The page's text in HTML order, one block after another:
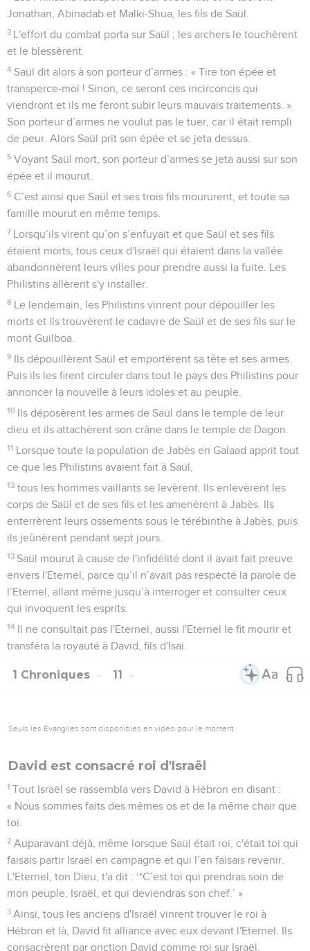
Jonathan, Abinadab et Malki-Shua, les fils de Saül.
3 L'effort du combat porta sur Saül ; les archers le touchèrent
et le blessèrent.
4 Saül dit alors à son porteur d’armes : « Tire ton épée et
transperce-moi ! Sinon, ce seront ces incirconcis qui
viendront et ils me feront subir leurs mauvais traitements. »
Son porteur d’armes ne voulut pas le tuer, car il était rempli
de peur. Alors Saül prit son épée et se jeta dessus.
5 Voyant Saül mort, son porteur d’armes se jeta aussi sur son
épée et il mourut.
6 C’est ainsi que Saül et ses trois fils moururent, et toute sa
famille mourut en même temps.
7 Lorsqu’ils virent qu’on s’enfuyait et que Saül et ses fils
étaient morts, tous ceux d'Israël qui étaient dans la vallée
abandonnèrent leurs villes pour prendre aussi la fuite. Les
Philistins allèrent s'y installer.
8 Le lendemain, les Philistins vinrent pour dépouiller les
morts et ils trouvèrent le cadavre de Saül et de ses fils sur le
mont Guilboa.
9 Ils dépouillèrent Saül et emportèrent sa tête et ses armes.
Puis ils les firent circuler dans tout le pays des Philistins pour
annoncer la nouvelle à leurs idoles et au peuple.
10 Ils déposèrent les armes de Saül dans le temple de leur
dieu et ils attachèrent son crâne dans le temple de Dagon.
11 Lorsque toute la population de Jabès en Galaad apprit tout
ce que les Philistins avaient fait à Saül,
12 tous les hommes vaillants se levèrent. Ils enlevèrent les
corps de Saül et de ses fils et les amenèrent à Jabès. Ils
enterrèrent leurs ossements sous le térébinthe à Jabès, puis
ils jeûnèrent pendant sept jours.
13 Saül mourut à cause de l'infidélité dont il avait fait preuve
envers l'Eternel, parce qu’il n’avait pas respecté la parole de
l’Eternel, allant même jusqu’à interroger et consulter ceux
qui invoquent les esprits.
14 Il ne consultait pas l'Eternel, aussi l'Eternel le fit mourir et
transféra la royauté à David, fils d'Isaï.
1 Chroniques 11
Seuls les Évangiles sont disponibles en vidéo pour le moment.
David est consacré roi d'Israël
1 Tout Israël se rassembla vers David à Hébron en disant :
« Nous sommes faits des mêmes os et de la même chair que
toi.
2 Auparavant déjà, même lorsque Saül était roi, c'était toi qui
faisais partir Israël en campagne et qui l’en faisais revenir.
L'Eternel, ton Dieu, t'a dit : ‘*C’est toi qui prendras soin de
mon peuple, Israël, et qui deviendras son chef.’ »
3 Ainsi, tous les anciens d'Israël vinrent trouver le roi à
Hébron et là, David fit alliance avec eux devant l'Eternel. Ils
consacrèrent par onction David comme roi sur Israël,